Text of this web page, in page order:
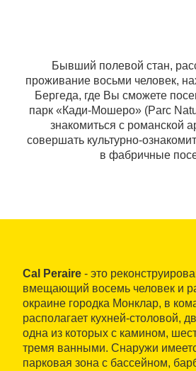
Бывший полевой стан,
проживание восьми человек,
Бергеда, где Вы сможете
парк «Кади-Мошеро» (Parc
знакомиться с романской
совершать культурно-
в фабричные
Cal Peraire - это
вмещающий восемь человек и
окраине городка Монклар, в
располагает кухней-столовой,
одна из которых с камином,
тремя ванными. Снаружи
парковая зона с бассейном,